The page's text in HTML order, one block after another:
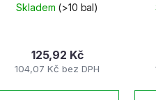
Skladem (>10 bal)
104,07 Kč bez DPH
125,92 Kč